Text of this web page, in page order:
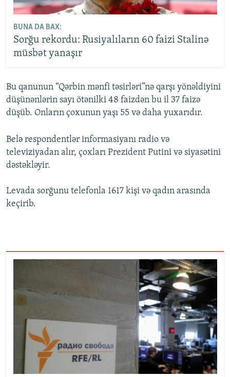
BUNA DA BAX:
Sorğu rekordu: Rusiyalıların 60 faizi Stalinə
müsbət yanaşır
Bu qanunun “Qərbin mənfi təsirləri”nə qarşı yönəldiyini
düşünənlərin sayı ötənilki 48 faizdən bu il 37 faizə
düşüb. Onların çoxunun yaşı 55 və daha yuxarıdır.
Belə respondentlər informasiyanı radio və
televiziyadan alır, çoxları Prezident Putini və siyasətini
dəstəkləyir.
Levada sorğunu telefonla 1617 kişi və qadın arasında
keçirib.